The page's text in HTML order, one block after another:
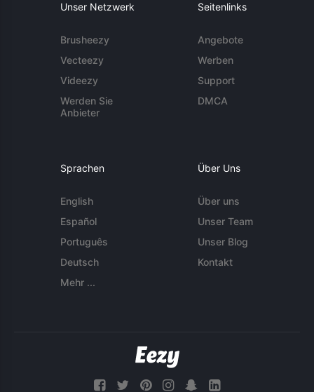
Unser Netzwerk
Brusheezy
Vecteezy
Videezy
Werden Sie
Anbieter
Seitenlinks
Angebote
Werben
Support
DMCA
Sprachen
English
Español
Português
Deutsch
Mehr ...
Über Uns
Über uns
Unser Team
Unser Blog
Kontakt